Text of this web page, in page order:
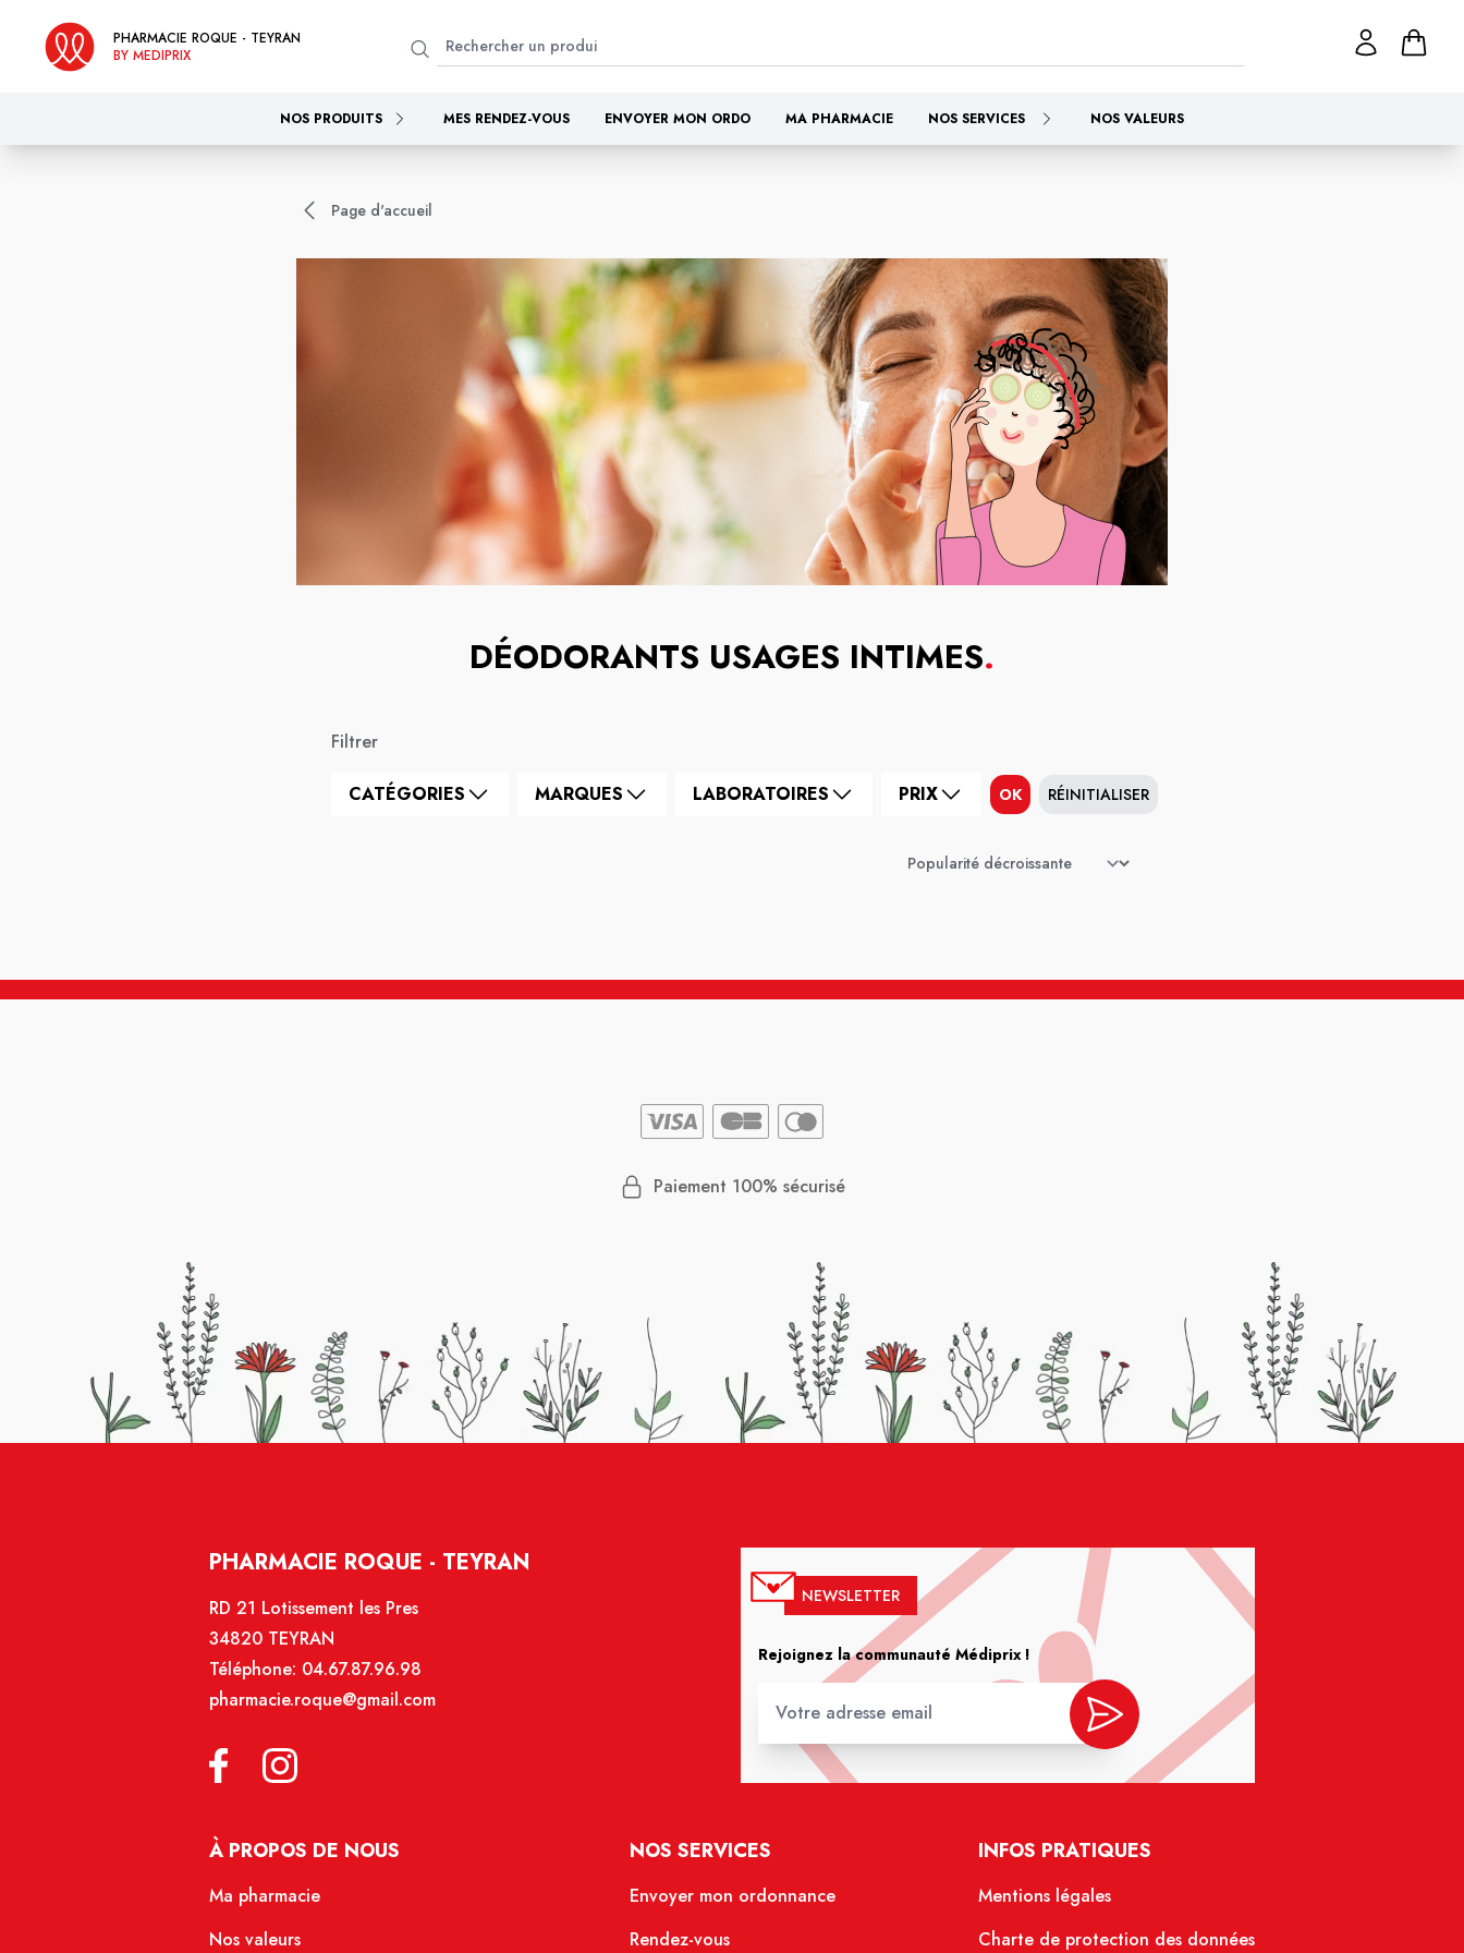
PHARMACIE ROQUE - TEYRAN
BY MEDIPRIX
NOS PRODUITS MES RENDEZ-VOUS ENVOYER MON ORDO MA PHARMACIE NOS SERVICES NOS VALEURS
Page d'accueil
DÉODORANTS USAGES INTIMES.
Filtrer
CATÉGORIES MARQUES LABORATOIRES PRIX OK RÉINITIALISER
Paiement 100% sécurisé
PHARMACIE ROQUE - TEYRAN
RD 21 Lotissement les Pres
34820 TEYRAN
Téléphone: 04.67.87.96.98
pharmacie.roque@gmail.com
NEWSLETTER
Rejoignez la communauté Médiprix !
À PROPOS DE NOUS
Ma pharmacie
Nos valeurs
NOS SERVICES
Envoyer mon ordonnance
Rendez-vous
INFOS PRATIQUES
Mentions légales
Charte de protection des données